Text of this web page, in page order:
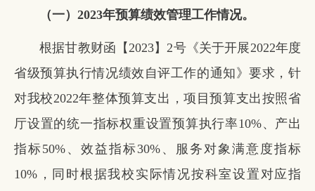
（一） 2023年预算绩效管理工作情况。
根据甘教财函【2023】2号《关于开展2022年度
省级预算执行情况绩效自评工作的通知》要求，针
对我校2022年整体预算支出，项目预算支出按照省
厅设置的统一指标权重设置预算执行率10%、产出
指标50%、效益指标30%、服务对象满意度指标
10%，同时根据我校实际情况按科室设置对应指